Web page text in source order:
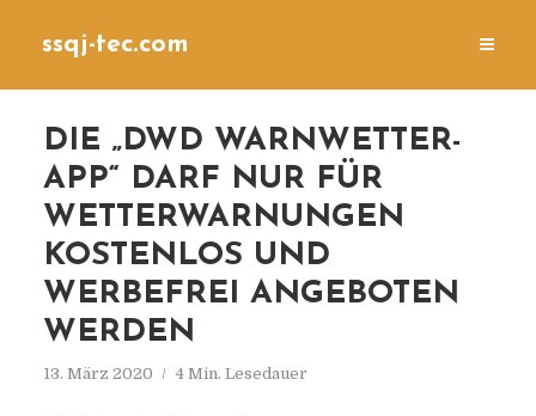
ssqj-tec.com
DIE „DWD WARNWETTER-
APP“ DARF NUR FÜR
WETTERWARNUNGEN
KOSTENLOS UND
WERBEFREI ANGEBOTEN
WERDEN
13. März 2020 4 Min. Lesedauer